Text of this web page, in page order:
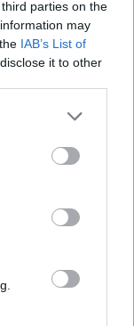
parties on the
may
IAB’s List of
it to other